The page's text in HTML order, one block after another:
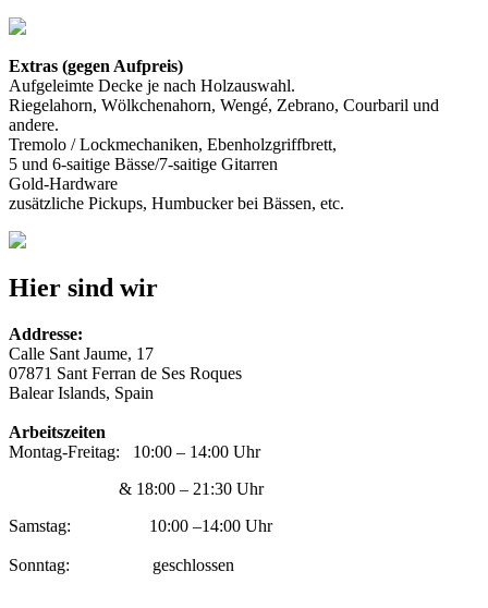
Extras (gegen Aufpreis)
Aufgeleimte Decke je nach Holzauswahl.
Riegelahorn, Wölkchenahorn, Wengé, Zebrano, Courbaril und
andere.
Tremolo / Lockmechaniken, Ebenholzgriffbrett,
5 und 6-saitige Bässe/7-saitige Gitarren
Gold-Hardware
zusätzliche Pickups, Humbucker bei Bässen, etc.
Hier sind wir
Addresse:
Calle Sant Jaume, 17
07871 Sant Ferran de Ses Roques
Balear Islands, Spain
Arbeitszeiten
Montag-Freitag: 10:00 – 14:00 Uhr
& 18:00 – 21:30 Uhr
Samstag: 10:00 –14:00 Uhr
Sonntag: geschlossen